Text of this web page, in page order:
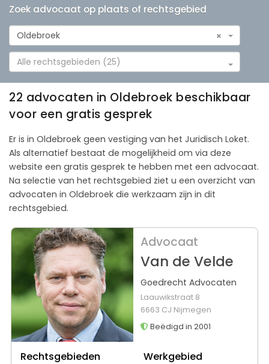
Zoek advocaat op plaats of rechtsgebied
×
Oldebroek
Alle rechtsgebieden (25)
22 advocaten in Oldebroek beschikbaar
voor een gratis gesprek
Er is in Oldebroek geen vestiging van het Juridisch Loket.
Als alternatief bestaat de mogelijkheid om via deze
website een gratis gesprek te hebben met een advocaat.
Na selectie van het rechtsgebied ziet u een overzicht van
advocaten in Oldebroek die werkzaam zijn in dit
rechtsgebied.
Advocaat
Van de Velde
Goedrecht Advocaten
Laauwikstraat 8
6663 CJ Nijmegen
Beëdigd in 2001
Rechtsgebieden Werkgebied